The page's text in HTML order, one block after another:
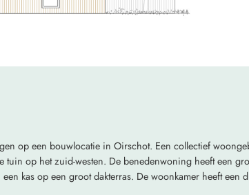
op een bouwlocatie in Oirschot. Een collectief
op het zuid-westen. De benedenwoning heeft een
kas op een groot dakterras. De woonkamer heeft